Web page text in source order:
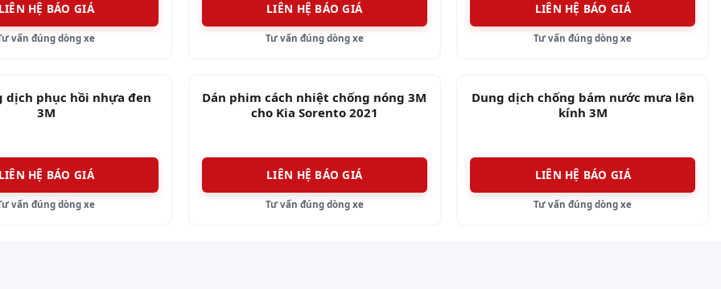
chi phí tối ưu
nhiên liệu
LIÊN HỆ BÁO GIÁ
vấn đúng dòng xe
LIÊN HỆ BÁO GIÁ
Tư vấn đúng dòng xe
LIÊN HỆ BÁO GIÁ
Tư vấn đúng dòng xe
dịch phục hồi nhựa đen
3M
LIÊN HỆ BÁO GIÁ
vấn đúng dòng xe
Dán phim cách nhiệt chống nóng 3M
cho Kia Sorento 2021
LIÊN HỆ BÁO GIÁ
Tư vấn đúng dòng xe
Dung dịch chống bám nước mưa lên
kính 3M
LIÊN HỆ BÁO GIÁ
Tư vấn đúng dòng xe